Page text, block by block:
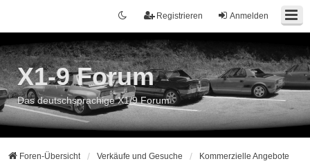
Anmelden
Registrieren
X1-9 Forum
Das deutschsprachige X1/9 Forum
Foren-Übersicht Verkäufe und Gesuche Kommerzielle Angebote